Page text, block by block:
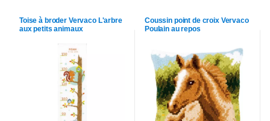
Toise à broder VervacoL'arbre
aux petits animaux
Coussin point de croix Vervaco
Poulain au repos